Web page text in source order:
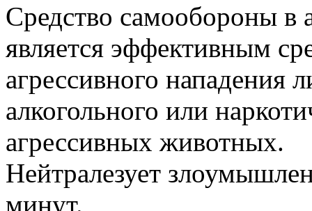
Средство самообороны
является эффективным
агрессивного нападения
алкогольного или
агрессивных животных.
Нейтралезует
минут.